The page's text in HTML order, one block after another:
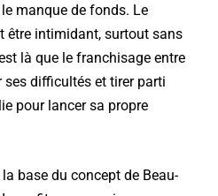
manque de fonds. Le
être intimidant, surtout sans
là que le franchisage entre
ses difficultés et tirer parti
pour lancer sa propre
base du concept de Beau-